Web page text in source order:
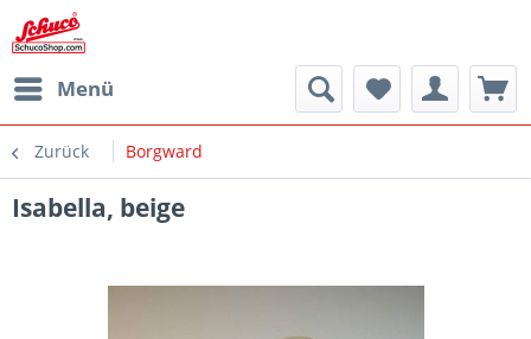
Menü
Zurück Borgward
Isabella, beige